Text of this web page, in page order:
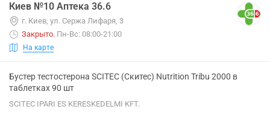
Киев №10 Аптека 36.6
г. Киев, ул. Сержа Лифаря, 3
Закрыто. Пн-Вс: 08:00-21:00
На карте
Бустер тестостерона SCITEC (Скитес) Nutrition Tribu 2000 в
таблетках 90 шт
SCITEC IPARI ES KERESKEDELMI KFT.